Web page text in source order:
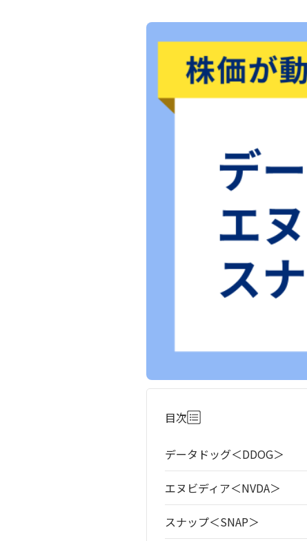
目次
データドッグ＜DDOG＞
エヌビディア＜NVDA＞
スナップ＜SNAP＞